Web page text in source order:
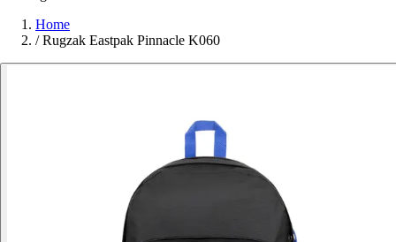
Home
/ Rugzak Eastpak Pinnacle K060